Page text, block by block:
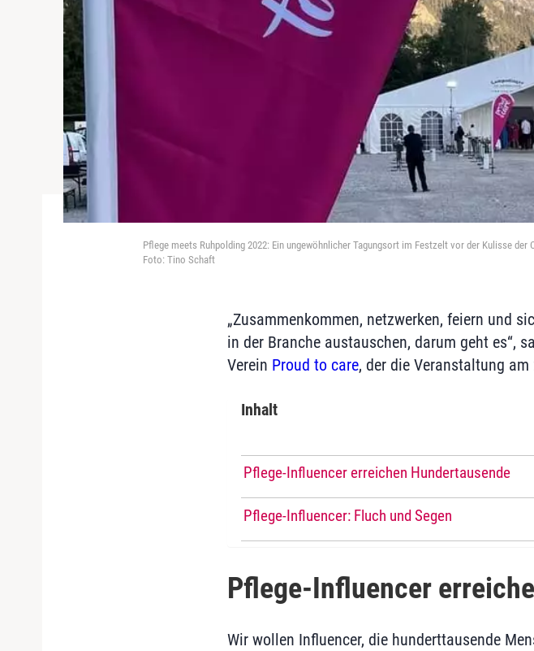
Pflege meets Ruhpolding 2022: Ein ungewöhnlicher Tagungsort im Festzelt vor der Kulisse der
Foto: Tino Schaft
„Zusammenkommen, netzwerken, feiern und
in der Branche austauschen, darum geht es“,
Verein Proud to care, der die Veranstaltung
Inhalt
Pflege-Influencer erreichen Hundertausende
Pflege-Influencer: Fluch und Segen
Pflege-Influencer
Wir wollen Influencer, die hunderttausende